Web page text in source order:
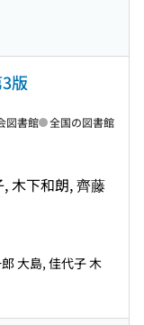
版
木下和朗, 齊藤
図書館 全国の図書館
大島, 佳代子 木